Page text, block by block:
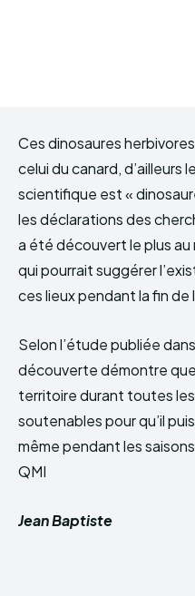
Ces dinosaures
celui du canard, d’ailleurs
scientifique est «
les déclarations des
a été découvert le plus au
qui pourrait suggérer
ces lieux pendant la fin
Selon l’étude publiée
découverte démontre
territoire durant toutes
soutenables pour qu’il
même pendant les
QMI
Jean Baptiste